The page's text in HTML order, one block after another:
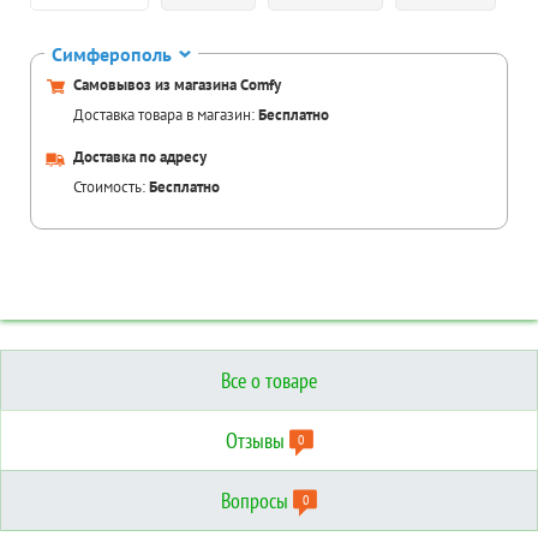
Симферополь
Самовывоз из магазина Comfy
Доставка товара в магазин:Бесплатно
Доставка по адресу
Стоимость:Бесплатно
Все о товаре
Отзывы 0
Вопросы 0